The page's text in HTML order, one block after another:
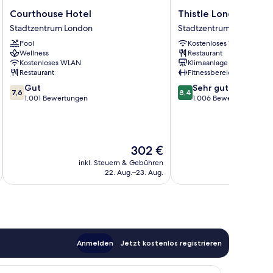
Courthouse
Hotel
Stadtzentrum
London
Courthouse Hotel
Stadtzentrum London
Pool
Wellness
Kostenloses WLAN
Restaurant
7.6
von
7,6 Gut
1.001 Bewertungen
Der
Preis
beträgt
302 €
inkl. Steuern & Gebühren
22. Aug.–23. Aug.
Thistle
London
Piccadilly
Stadtzentrum
London
Thistle London
Stadtzentrum London
Kostenloses WLAN
Restaurant
Klimaanlage
Fitnessbereich
8.4
von
8,4 Sehr gut
1.006 Bewertungen
Anmelden Jetzt kostenlos registrieren